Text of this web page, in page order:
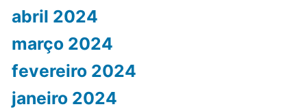
abril 2024
março 2024
fevereiro 2024
janeiro 2024